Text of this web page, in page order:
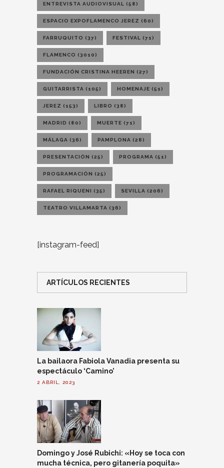
ENTREVISTA AUDIOVISUAL (58)
ESPACIO EXPOFLAMENCO JEREZ (60)
FARRUQUITO (37) FESTIVAL (71)
FLAMENCO (3010)
FUNDACIÓN CRISTINA HEEREN (27)
GUITARRISTA (105) HOMENAJE (51)
JEREZ (153) LIBRO (38)
MADRID (80) MUERTE (71)
MÁLAGA (36) PAMPLONA (28)
PRESENTACIÓN (25) PROGRAMA (51)
PROGRAMACIÓN (25)
RAFAEL RIQUENI (35) SEVILLA (206)
TEATRO VILLAMARTA (36)
[instagram-feed]
ARTÍCULOS RECIENTES
La bailaora Fabiola Vanadia presenta su
espectáculo ‘Camino’
2 ABRIL, 2023
Domingo y José Rubichi: «Hoy se toca con
mucha técnica, pero gitanería poquita»